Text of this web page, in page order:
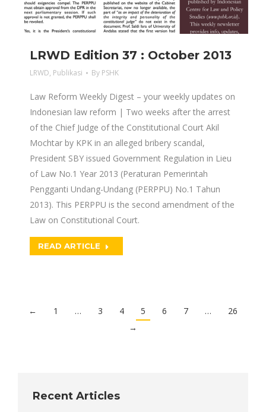
LRWD Edition 37 : October 2013
LRWD, Publikasi By PSHK
Law Reform Weekly Digest – your weekly updates on
Indonesian law reform | Two weeks after the arrest
of the Chief Judge of the Constitutional Court Akil
Mochtar by KPK in an alleged bribery scandal,
President SBY issued Government Regulation in Lieu
of Law No.1 Year 2013 (Peraturan Pemerintah
Pengganti Undang-Undang (PERPPU) No.1 Tahun
2013). This PERPPU is the second amendment of the
Law on Constitutional Court.
READ ARTICLE
← 1 … 3 4 5 6 7 …
26
→
Recent Articles